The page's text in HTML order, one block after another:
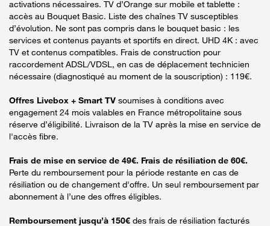
activations nécessaires. TV d’Orange sur mobile et tablette :
accès au Bouquet Basic. Liste des chaînes TV susceptibles
d’évolution. Ne sont pas compris dans le bouquet basic : les
services et contenus payants et sportifs en direct. UHD 4K : avec
TV et contenus compatibles. Frais de construction pour
raccordement ADSL/VDSL, en cas de déplacement technicien
nécessaire (diagnostiqué au moment de la souscription) : 119€.
Offres Livebox + Smart TV soumises à conditions avec
engagement 24 mois valables en France métropolitaine sous
réserve d’éligibilité. Livraison de la TV après la mise en service de
l'accès fibre.
Frais de mise en service de 49€. Frais de résiliation de 60€.
Perte du remboursement pour la période restante en cas de
résiliation ou de changement d'offre. Un seul remboursement par
abonnement à l’une des offres éligibles.
Remboursement jusqu’à 150€ des frais de résiliation facturés